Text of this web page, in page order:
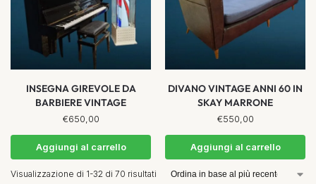
INSEGNA GIREVOLE DA
BARBIERE VINTAGE
€650,00
Aggiungi al carrello
DIVANO VINTAGE ANNI 60 IN
SKAY MARRONE
€550,00
Aggiungi al carrello
Visualizzazione di 1-32 di 70 risultati